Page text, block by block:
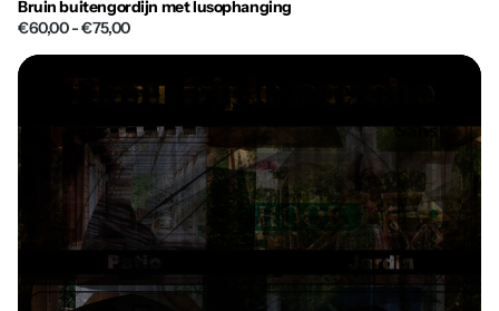
Bruin buitengordijn met lusophanging
€60,00- €75,00